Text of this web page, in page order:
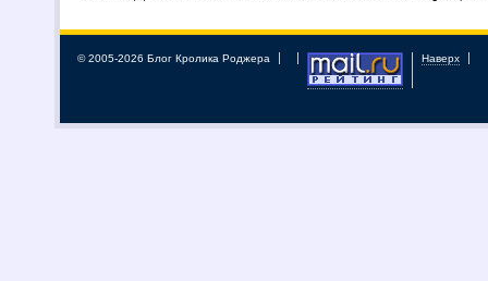
© 2005-2026 Блог Кролика Роджера Наверх